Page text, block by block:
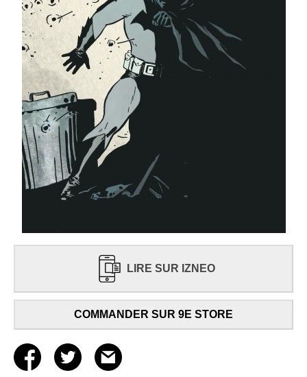
LIRE SUR IZNEO
COMMANDER SUR 9E STORE